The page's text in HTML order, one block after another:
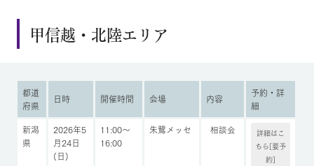
甲信越・北陸エリア
都道
府県
日時 開催時間 会場 内容
予約・詳
細
新潟
県
2026年5
月24日
(日)
11:00～
16:00
朱鷺メッセ 相談会
詳細はこ
ちら[要予
約]